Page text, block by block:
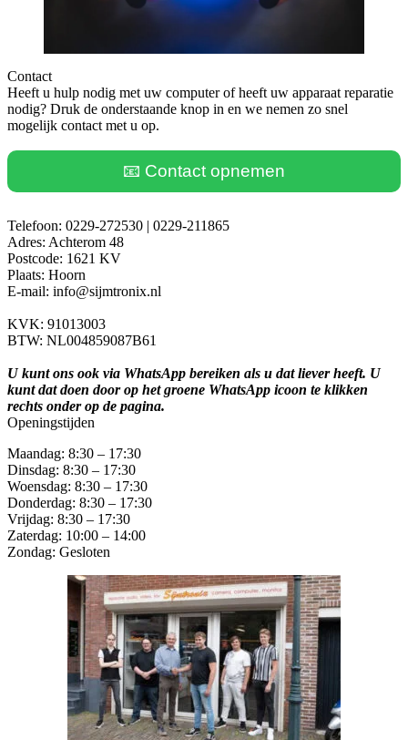
Contact
Heeft u hulp nodig met uw computer of heeft uw apparaat reparatie
nodig? Druk de onderstaande knop in en we nemen zo snel
mogelijk contact met u op.
📧 Contact opnemen
Telefoon: 0229-272530 | 0229-211865
Adres: Achterom 48
Postcode: 1621 KV
Plaats: Hoorn
E-mail: info@sijmtronix.nl
KVK: 91013003
BTW: NL004859087B61
U kunt ons ook via WhatsApp bereiken als u dat liever heeft. U
kunt dat doen door op het groene WhatsApp icoon te klikken
rechts onder op de pagina.
Openingstijden
Maandag: 8:30 – 17:30
Dinsdag: 8:30 – 17:30
Woensdag: 8:30 – 17:30
Donderdag: 8:30 – 17:30
Vrijdag: 8:30 – 17:30
Zaterdag: 10:00 – 14:00
Zondag: Gesloten